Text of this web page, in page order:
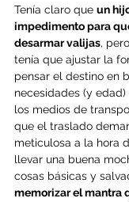
Tenía claro que un
impedimento para
desarmar valijas,
tenía que ajustar la
pensar el destino en
necesidades (y
los medios de
que el traslado
meticulosa a la hora
llevar una buena
cosas básicas y
memorizar el mantra